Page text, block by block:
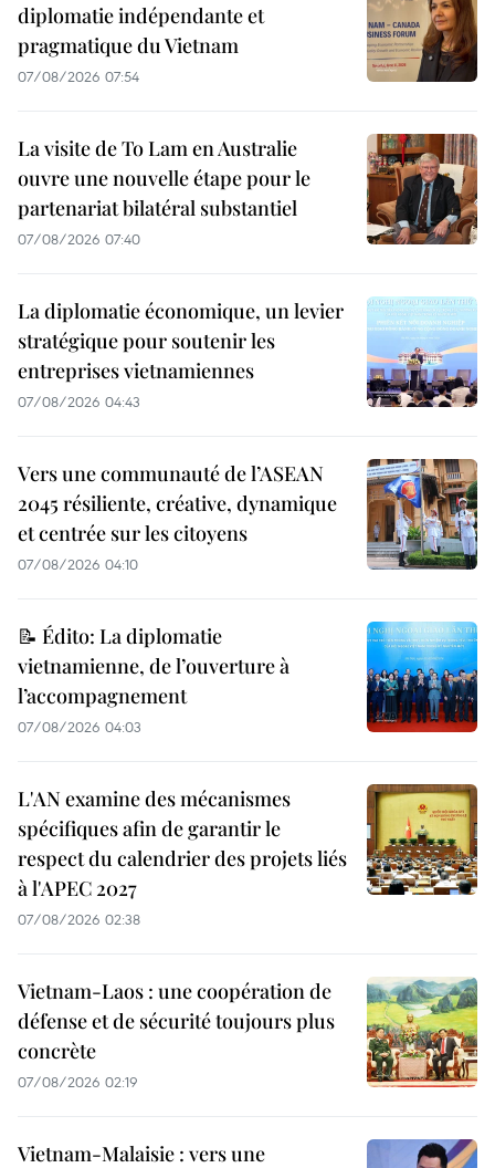
diplomatie indépendante et
pragmatique du Vietnam
07/08/2026 07:54
La visite de To Lam en Australie
ouvre une nouvelle étape pour le
partenariat bilatéral substantiel
07/08/2026 07:40
La diplomatie économique, un levier
stratégique pour soutenir les
entreprises vietnamiennes
07/08/2026 04:43
Vers une communauté de l’ASEAN
2045 résiliente, créative, dynamique
et centrée sur les citoyens
07/08/2026 04:10
📝 Édito: La diplomatie
vietnamienne, de l’ouverture à
l’accompagnement
07/08/2026 04:03
L'AN examine des mécanismes
spécifiques afin de garantir le
respect du calendrier des projets liés
à l'APEC 2027
07/08/2026 02:38
Vietnam-Laos : une coopération de
défense et de sécurité toujours plus
concrète
07/08/2026 02:19
Vietnam-Malaisie : vers une